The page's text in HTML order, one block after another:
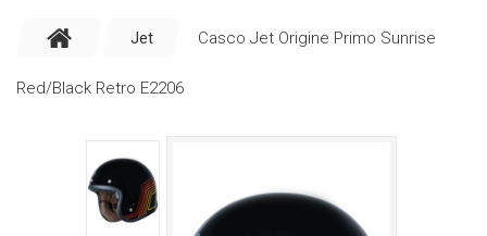
Jet Casco Jet Origine Primo Sunrise
Red/Black Retro E2206